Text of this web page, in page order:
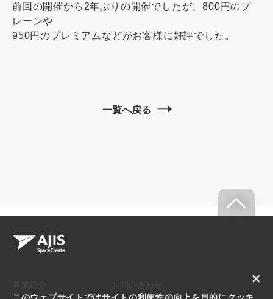
前回の開催から2年ぶりの開催でしたが、800円のプ
レーンや
950円のプレミアムなどがお客様に好評でした。
一覧へ戻る
×